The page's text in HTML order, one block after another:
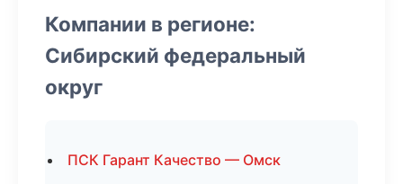
Компании в регионе:
Сибирский федеральный
округ
ПСК Гарант Качество — Омск